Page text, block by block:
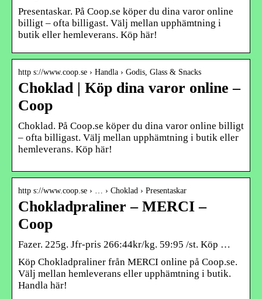
Presentaskar. På Coop.se köper du dina varor online
billigt – ofta billigast. Välj mellan upphämtning i
butik eller hemleverans. Köp här!
http s://www.coop.se › Handla › Godis, Glass & Snacks
Choklad | Köp dina varor online –
Coop
Choklad. På Coop.se köper du dina varor online billigt
– ofta billigast. Välj mellan upphämtning i butik eller
hemleverans. Köp här!
http s://www.coop.se › … › Choklad › Presentaskar
Chokladpraliner – MERCI –
Coop
Fazer. 225g. Jfr-pris 266:44kr/kg. 59:95 /st. Köp …
Köp Chokladpraliner från MERCI online på Coop.se.
Välj mellan hemleverans eller upphämtning i butik.
Handla här!